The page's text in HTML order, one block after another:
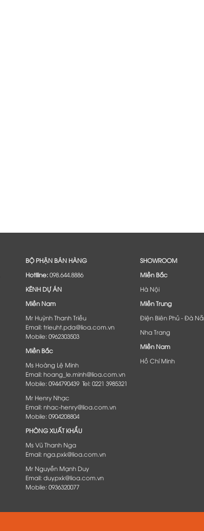
BỘ PHẬN BÁN HÀNG
Hotlline:098.644.8886
KÊNH DỰ ÁN
Miền Nam
Mr Huỳnh Thanh Triều
Email: trieuht.pda@lioa.com.vn
Mobile: 0962303503
Miền Bắc
Ms Hoàng Lệ Minh
Email: hoang_le.minh@lioa.com.vn
Mobile: 0944790439 Tel: 0221 3985321
Mr Henry Nhạc
Email: nhac-henry@lioa.com.vn
Mobile: 0904208804
PHÒNG XUẤT KHẨU
Ms Vũ Thanh Nga
Email: nga.pxk@lioa.com.vn
Mr Nguyễn Mạnh Duy
Email: duy.pxk@lioa.com.vn
Mobile: 0936320077
SHOWROOM
Miền Bắc
Hà Nội
Miền Trung
Điện Biên Phủ - Đà
Nha Trang
Miền Nam
Hồ Chí Minh